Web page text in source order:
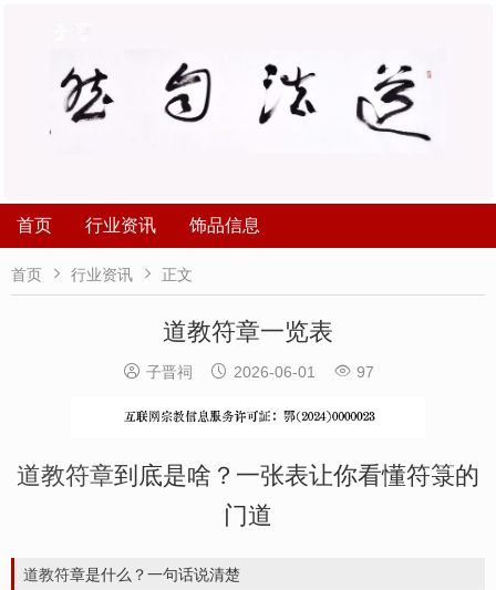
首页 行业资讯 饰品信息
首页  行业资讯  正文
道教符章一览表
 子晋祠  2026-06-01  97
道教符章到底是啥？一张表让你看懂符箓的
门道
道教符章是什么？一句话说清楚